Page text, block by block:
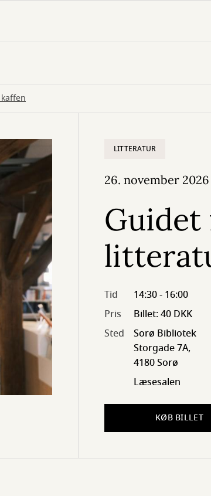
LITTERATUR
26. november 2026
Tid
14:30 - 16:00
Pris
Billet: 40 DKK
Sted
Sorø Bibliotek
Storgade 7A,
4180 Sorø
Læsesalen
KØB BILLET